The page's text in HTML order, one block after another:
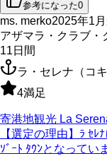
参考になった0
ms. merko2025年1
アザマラ・クラブ・
11日間
ラ・セレナ（コキ
4満足
寄港地観光 La
【選定の理由】ﾗ ｾ
ｿﾞｰﾄ ﾀｳﾝとなってい